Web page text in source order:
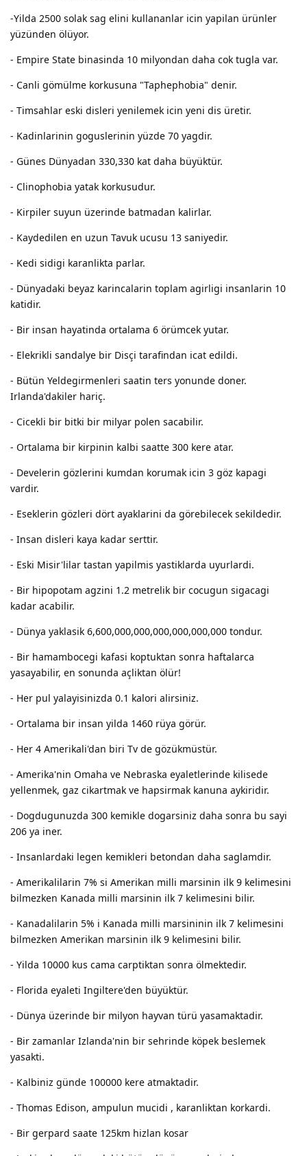
-Yilda 2500 solak sag elini kullananlar icin yapilan ürünler
yüzünden ölüyor.
- Empire State binasinda 10 milyondan daha cok tugla var.
- Canli gömülme korkusuna "Taphephobia" denir.
- Timsahlar eski disleri yenilemek icin yeni dis üretir.
- Kadinlarinin goguslerinin yüzde 70 yagdir.
- Günes Dünyadan 330,330 kat daha büyüktür.
- Clinophobia yatak korkusudur.
- Kirpiler suyun üzerinde batmadan kalirlar.
- Kaydedilen en uzun Tavuk ucusu 13 saniyedir.
- Kedi sidigi karanlikta parlar.
- Dünyadaki beyaz karincalarin toplam agirligi insanlarin 10
katidir.
- Bir insan hayatinda ortalama 6 örümcek yutar.
- Elekrikli sandalye bir Disçi tarafindan icat edildi.
- Bütün Yeldegirmenleri saatin ters yonunde doner.
Irlanda'dakiler hariç.
- Cicekli bir bitki bir milyar polen sacabilir.
- Ortalama bir kirpinin kalbi saatte 300 kere atar.
- Develerin gözlerini kumdan korumak icin 3 göz kapagi
vardir.
- Eseklerin gözleri dört ayaklarini da görebilecek sekildedir.
- Insan disleri kaya kadar serttir.
- Eski Misir'lilar tastan yapilmis yastiklarda uyurlardi.
- Bir hipopotam agzini 1.2 metrelik bir cocugun sigacagi
kadar acabilir.
- Dünya yaklasik 6,600,000,000,000,000,000,000 tondur.
- Bir hamambocegi kafasi koptuktan sonra haftalarca
yasayabilir, en sonunda açliktan ölür!
- Her pul yalayisinizda 0.1 kalori alirsiniz.
- Ortalama bir insan yilda 1460 rüya görür.
- Her 4 Amerikali'dan biri Tv de gözükmüstür.
- Amerika'nin Omaha ve Nebraska eyaletlerinde kilisede
yellenmek, gaz cikartmak ve hapsirmak kanuna aykiridir.
- Dogdugunuzda 300 kemikle dogarsiniz daha sonra bu sayi
206 ya iner.
- Insanlardaki legen kemikleri betondan daha saglamdir.
- Amerikalilarin 7% si Amerikan milli marsinin ilk 9 kelimesini
bilmezken Kanada milli marsinin ilk 7 kelimesini bilir.
- Kanadalilarin 5% i Kanada milli marsininin ilk 7 kelimesini
bilmezken Amerikan marsinin ilk 9 kelimesini bilir.
- Yilda 10000 kus cama carptiktan sonra ölmektedir.
- Florida eyaleti Ingiltere'den büyüktür.
- Dünya üzerinde bir milyon hayvan türü yasamaktadir.
- Bir zamanlar Izlanda'nin bir sehrinde köpek beslemek
yasakti.
- Kalbiniz günde 100000 kere atmaktadir.
- Thomas Edison, ampulun mucidi , karanliktan korkardi.
- Bir gerpard saate 125km hizlan kosar